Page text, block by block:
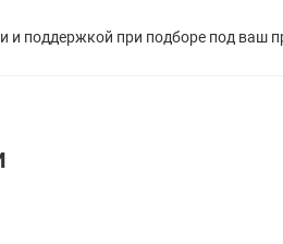
и поддержкой при подборе под ваш